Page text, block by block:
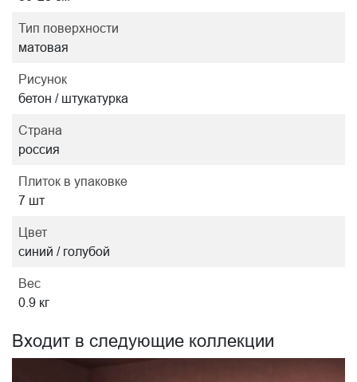
Тип поверхности
матовая
Рисунок
бетон / штукатурка
Страна
россия
Плиток в упаковке
7 шт
Цвет
синий / голубой
Вес
0.9 кг
Входит в следующие коллекции